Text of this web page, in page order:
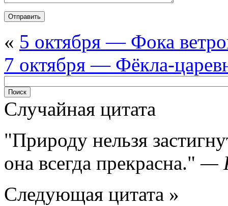
« 5 октября — Фока
7 октября — Фёкла-
Случайная цитата
Природу нельзя
она всегда прекрасна.
—
Следующая цитата »